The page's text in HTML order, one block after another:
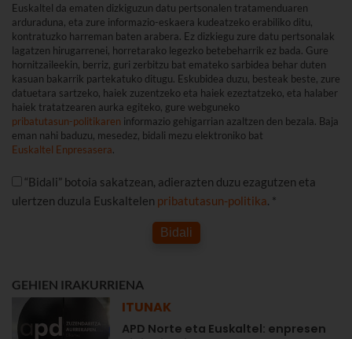
Euskaltel da ematen dizkiguzun datu pertsonalen tratamenduaren
arduraduna, eta zure informazio-eskaera kudeatzeko erabiliko ditu,
kontratuzko harreman baten arabera. Ez dizkiegu zure datu pertsonalak
lagatzen hirugarrenei, horretarako legezko betebeharrik ez bada. Gure
hornitzaileekin, berriz, guri zerbitzu bat emateko sarbidea behar duten
kasuan bakarrik partekatuko ditugu. Eskubidea duzu, besteak beste, zure
datuetara sartzeko, haiek zuzentzeko eta haiek ezeztatzeko, eta halaber
haiek tratatzearen aurka egiteko, gure webguneko
pribatutasun-politikaren informazio gehigarrian azaltzen den bezala. Baja
eman nahi baduzu, mesedez, bidali mezu elektroniko bat
Euskaltel Enpresasera.
“Bidali” botoia sakatzean, adierazten duzu ezagutzen eta
ulertzen duzula Euskaltelen pribatutasun-politika. *
Bidali
GEHIEN IRAKURRIENA
ITUNAK
APD Norte eta Euskaltel: enpresen